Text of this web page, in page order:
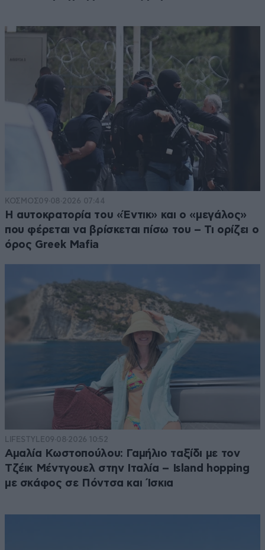
ΚΟΣΜΟΣ09·08·2026 07:44
Η αυτοκρατορία του «Έντικ» και ο «μεγάλος»
που φέρεται να βρίσκεται πίσω του – Τι ορίζει ο
όρος Greek Mafia
LIFESTYLE09·08·2026 10:52
Αμαλία Κωστοπούλου: Γαμήλιο ταξίδι με τον
Τζέικ Μέντγουελ στην Ιταλία – Island hopping
με σκάφος σε Πόντσα και Ίσκια